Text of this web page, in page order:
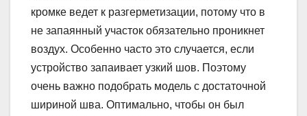
кромке ведет к разгерметизации, потому что в
не запаянный участок обязательно проникнет
воздух. Особенно часто это случается, если
устройство запаивает узкий шов. Поэтому
очень важно подобрать модель с достаточной
шириной шва. Оптимально, чтобы он был